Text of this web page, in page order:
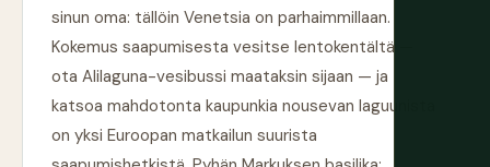
sinun oma: tällöin Venetsia on parhaimmillaan.
Kokemus saapumisesta vesitse lentokentältä —
ota Alilaguna-vesibussi maataksin sijaan — ja
katsoa mahdotonta kaupunkia nousevan laguunista
on yksi Euroopan matkailun suurista